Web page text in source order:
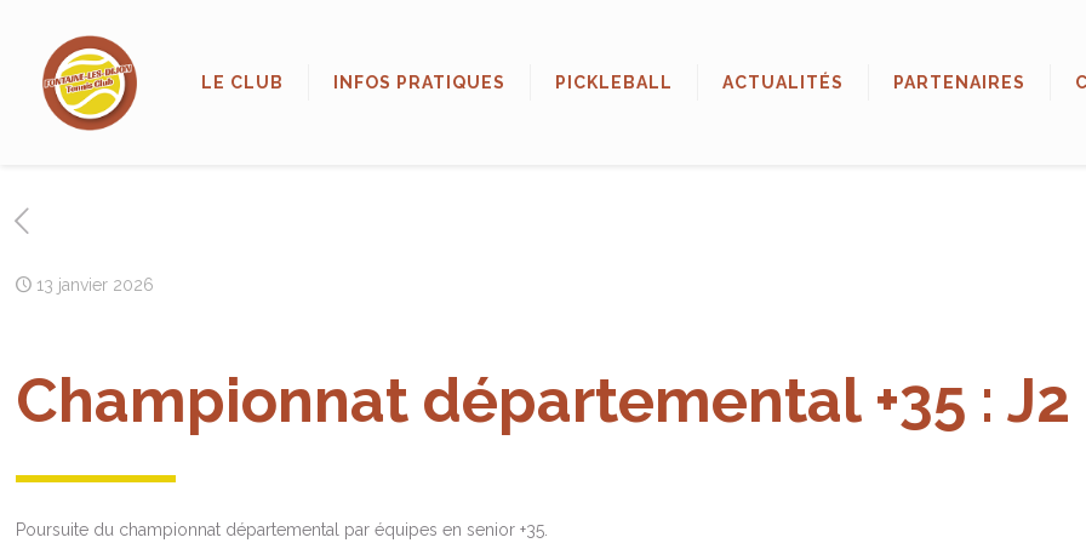
LE CLUB INFOS PRATIQUES PICKLEBALL ACTUALITÉS PARTENAIRES
13 janvier 2026
Championnat départemental +35 : J2
Poursuite du championnat départemental par équipes en senior +35.